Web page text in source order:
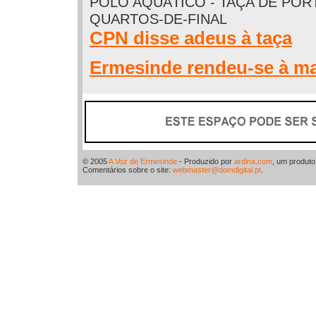
QUARTOS-DE-FINAL
CPN disse adeus à taça
Ermesinde rendeu-se à
© 2005A Voz de Ermesinde - Produzido por ardina.com , um
Comentários sobre o site: webmaster@domdigital.pt